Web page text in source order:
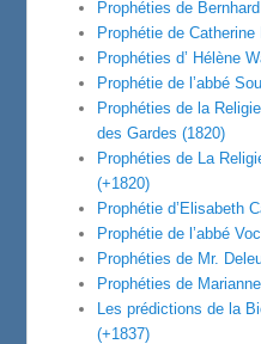
Prophéties de
Prophétie de
Prophéties d’ Hélène
Prophétie de l’abbé
Prophéties de la
des Gardes (1820)
Prophéties de La
(+1820)
Prophétie d’Elisabeth
Prophétie de l’abbé
Prophéties de Mr.
Prophéties de
Les prédictions de la
(+1837)